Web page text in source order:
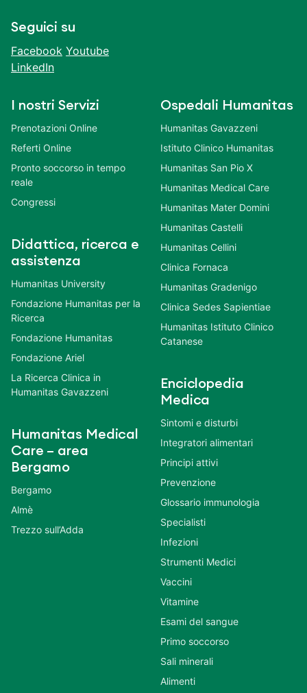
Seguici su
Facebook Youtube
LinkedIn
I nostri Servizi
Prenotazioni Online
Referti Online
Pronto soccorso in tempo
reale
Congressi
Didattica, ricerca e
assistenza
Humanitas University
Fondazione Humanitas per la
Ricerca
Fondazione Humanitas
Fondazione Ariel
La Ricerca Clinica in
Humanitas Gavazzeni
Humanitas Medical
Care – area
Bergamo
Bergamo
Almè
Trezzo sull’Adda
Ospedali Humanitas
Humanitas Gavazzeni
Istituto Clinico Humanitas
Humanitas San Pio X
Humanitas Medical Care
Humanitas Mater Domini
Humanitas Castelli
Humanitas Cellini
Clinica Fornaca
Humanitas Gradenigo
Clinica Sedes Sapientiae
Humanitas Istituto Clinico
Catanese
Enciclopedia
Medica
Sintomi e disturbi
Integratori alimentari
Principi attivi
Prevenzione
Glossario immunologia
Specialisti
Infezioni
Strumenti Medici
Vaccini
Vitamine
Esami del sangue
Primo soccorso
Sali minerali
Alimenti